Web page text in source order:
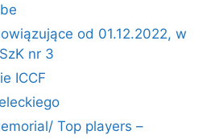
od 01.12.2022, w
nr 3
ICCF
Top players –